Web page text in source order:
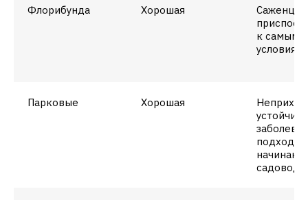
Флорибунда Хорошая
Саженцы
к самым
условиям
Парковые Хорошая
подходят